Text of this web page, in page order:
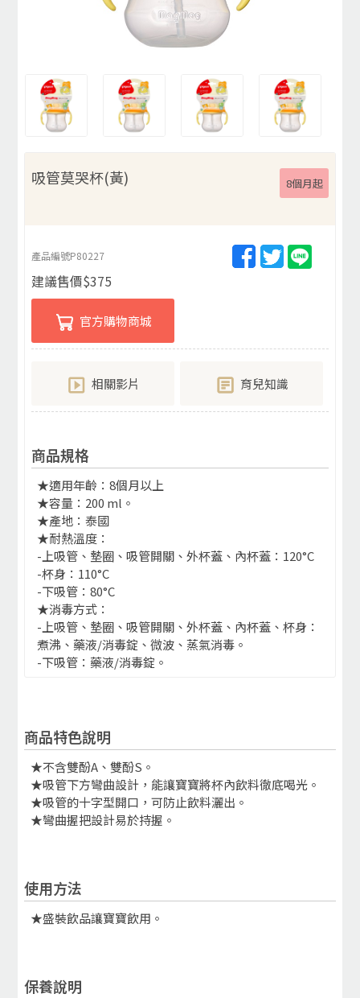
吸管莫哭杯(黃) 8個月起
產品編號P80227
建議售價$375
官方購物商城
相關影片 育兒知識
商品規格
★適用年齡：8個月以上
★容量：200 ml。
★產地：泰國
★耐熱溫度：
-上吸管、墊圈、吸管開關、外杯蓋、內杯蓋：120°C
-杯身：110°C
-下吸管：80°C
★消毒方式：
-上吸管、墊圈、吸管開關、外杯蓋、內杯蓋、杯身：
煮沸、藥液/消毒錠、微波、蒸氣消毒。
-下吸管：藥液/消毒錠。
商品特色說明
★不含雙酚A、雙酚S。
★吸管下方彎曲設計，能讓寶寶將杯內飲料徹底喝光。
★吸管的十字型開口，可防止飲料灑出。
★彎曲握把設計易於持握。
使用方法
★盛裝飲品讓寶寶飲用。
保養說明